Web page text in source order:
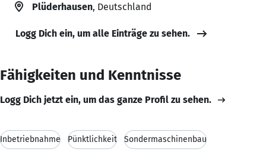
Plüderhausen, Deutschland
Logg Dich ein, um alle Einträge zu sehen.
Fähigkeiten und Kenntnisse
Logg Dich jetzt ein, um das ganze Profil zu sehen.
Inbetriebnahme Pünktlichkeit Sondermaschinenbau